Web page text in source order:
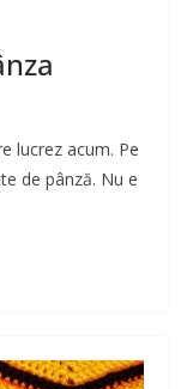
lucrez acum. Pe
de pânză. Nu e